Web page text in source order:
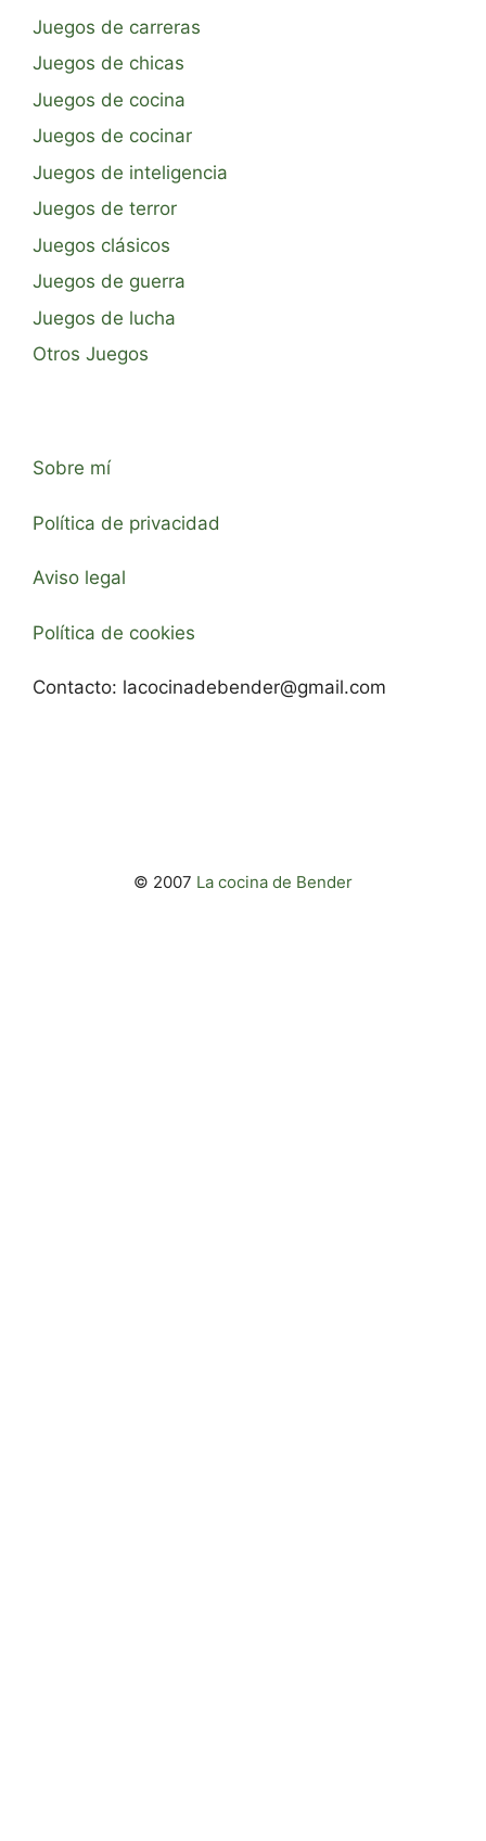
Juegos de carreras
Juegos de chicas
Juegos de cocina
Juegos de cocinar
Juegos de inteligencia
Juegos de terror
Juegos clásicos
Juegos de guerra
Juegos de lucha
Otros Juegos
Sobre mí
Política de privacidad
Aviso legal
Política de cookies
Contacto: lacocinadebender@gmail.com
© 2007 La cocina de Bender